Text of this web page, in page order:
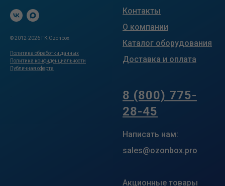
© 2012-2026 ГК Ozonbox
Политика обработки данных
Политика конфиденциальности
Публичная оферта
Контакты
О компании
Каталог оборудования
Доставка и оплата
8 (800) 775-
28-45
Написать нам:
sales@ozonbox.pro
Акционные товары